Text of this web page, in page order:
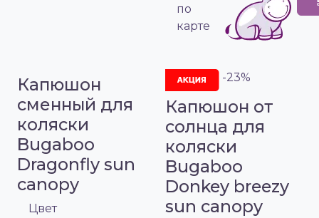
по
карте
Капюшон
сменный для
коляски
Bugaboo
Dragonfly sun
canopy
Цвет
-23%
Капюшон от
солнца для
коляски
Bugaboo
Donkey breezy
sun canopy